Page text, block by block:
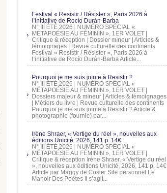
Festival « Resistir / Résister », Paris 2026 à
l’initiative de Rocío Durán-Barba
N° III ÉTÉ 2026 | NUMÉRO SPÉCIAL «
MÉTAPOÉSIE AU FÉMININ », 1ER VOLET |
Critique & réception | Dossier mineur | Articles &
témoignages | Revue culturelle des continents
Festival « Resistir / Résister », Paris 2026 à
l’initiative de Rocío Durán-Barba Article...
Pourquoi je me suis jointe à Resistir ?
N° III ÉTÉ 2026 | NUMÉRO SPÉCIAL «
MÉTAPOÉSIE AU FÉMININ », 1ER VOLET |
Dossiers majeur & mineur | Articles & témoignages |
| Métiers du livre | Revue culturelle des continents
Pourquoi je me suis jointe à Resistir ? Article &
photographie (fournie) par...
Irène Shraer, « Vertige du réel », nouvelles aux
éditions Unicité, 2026, 141 p. 14€
N° III ÉTÉ 2026 | NUMÉRO SPÉCIAL «
MÉTAPOÉSIE AU FÉMININ », 1ER VOLET |
Critique & réception Irène Shraer, « Vertige du réel
», nouvelles aux éditions Unicité, 2026, 141 p. 14€
Article par Maggy de Coster Site personnel Le
Manoir Des Poètes Il s’agit...